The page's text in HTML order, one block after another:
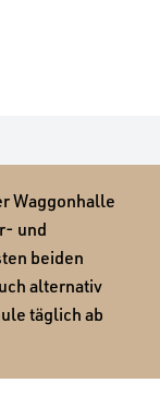
Waggonhalle
und
beiden
alternativ
täglich ab